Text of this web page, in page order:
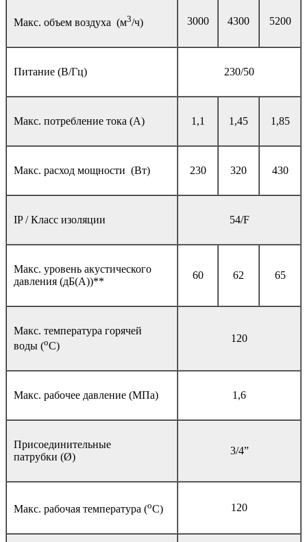
Макс. объем воздуха (м3/ч) 3000 4300 5200
Питание (В/Гц) 230/50
Макс. потребление тока (A) 1,1 1,45 1,85
Макс. расход мощности (Вт) 230 320 430
IP / Класс изоляции 54/F
Макс. уровень акустического
давления (дБ(A))**
60 62 65
Макс. температура горячей
воды (oC)
120
Макс. рабочее давление (MПa) 1,6
Присоединительные
патрубки (Ø)
3/4”
Макс. рабочая температура (oC) 120